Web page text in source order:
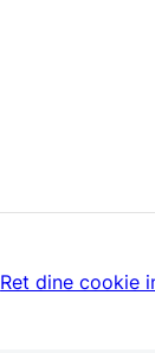
Ret dine cookie